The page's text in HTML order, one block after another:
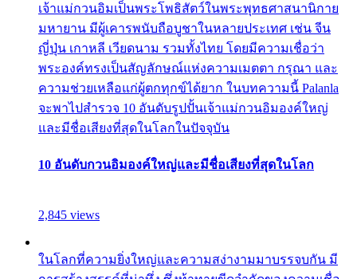
เจ้าแม่กวนอิมเป็นพระโพธิสัตว์ในพระพุทธศาสนานิกาย
มหายาน มีผู้เคารพนับถือบูชาในหลายประเทศ เช่น จีน
ญี่ปุ่น เกาหลี เวียดนาม รวมทั้งไทย โดยมีความเชื่อว่า
พระองค์ทรงเป็นสัญลักษณ์แห่งความเมตตา กรุณา และ
ความช่วยเหลือแก่ผู้ตกทุกข์ได้ยาก ในบทความนี้ Palanla
จะพาไปสำรวจ 10 อันดับรูปปั้นเจ้าแม่กวนอิมองค์ใหญ่
และมีชื่อเสียงที่สุดในโลกในปัจจุบัน
10 อันดับกวนอิมองค์ใหญ่และมีชื่อเสียงที่สุดในโลก
2,845 views
ในโลกที่ความยิ่งใหญ่และความสง่างามมาบรรจบกัน มี